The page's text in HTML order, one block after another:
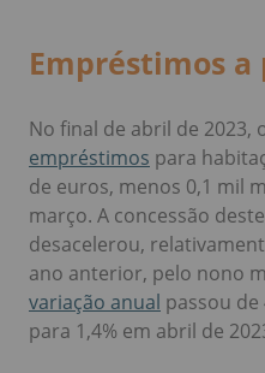
Empréstimos
No final de abril de 2023,
empréstimos para
de euros, menos 0,1 mil
março. A concessão
desacelerou,
ano anterior, pelo nono
variação anual passou de
para 1,4% em abril de